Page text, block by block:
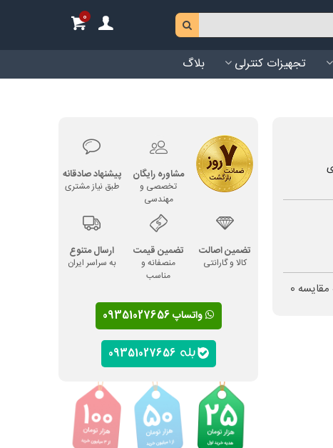
0
تجهیزات کنترلی بلاگ
مقایسه 0
مشاوره رایگان
تخصصی و
مهندسی
پیشنهاد صادقانه
طبق نیاز مشتری
تضمین اصالت
کالا و گارانتی
تضمین قیمت
منصفانه و
مناسب
ارسال متنوع
به سراسر ایران
واتساپ 09351027656